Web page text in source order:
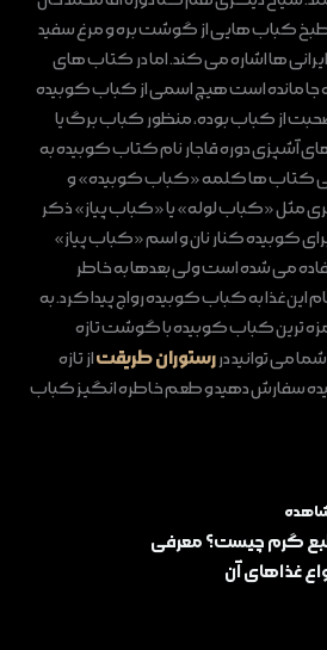
طبخ کباب ‌هایی از گوشت بره و مرغ سفید
ها اشاره می ‌کند. اما در کتاب‌ های
جا مانده است هیچ اسمی از کباب کوبیده
از کباب بوده، منظور کباب برگ یا
آشپزی دوره قاجار نام کتاب کوبیده به
کتاب ها کلمه «کباب کوبیده» و
مثل «کباب لوله» یا «کباب پیاز» ذکر
کوبیده کنار نان و اسم «کباب پیاز»
می شده است ولی بعدها به خاطر
غذا به کباب کوبیده رواج پیدا کرد. به
ترین کباب کوبیده با گوشت تازه
می توانید دررستوران طریقتاز تازه
سفارش دهید و طعم خاطره انگیز کباب
گرم چیست؟ معرفی
غذاهای آن